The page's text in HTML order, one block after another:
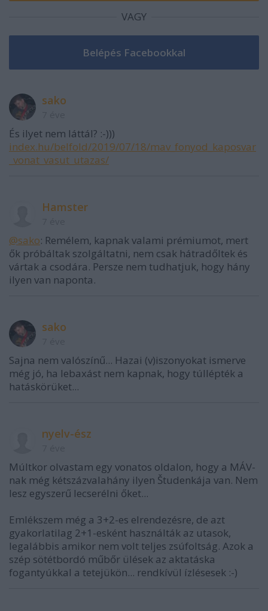
VAGY
sako
És ilyet nem láttál? :-)))
index.hu/belfold/2019/07/18/mav_fonyod_kaposvar
_vonat_vasut_utazas/
Hamster
@sako: Remélem, kapnak valami prémiumot, mert
ők próbáltak szolgáltatni, nem csak hátradőltek és
vártak a csodára. Persze nem tudhatjuk, hogy hány
ilyen van naponta.
sako
Sajna nem valószínű... Hazai (v)iszonyokat ismerve
még jó, ha lebaxást nem kapnak, hogy túllépték a
hatáskörüket...
nyelv-ész
Múltkor olvastam egy vonatos oldalon, hogy a MÁV-
nak még kétszázvalahány ilyen Študenkája van. Nem
lesz egyszerű lecserélni őket...
Emlékszem még a 3+2-es elrendezésre, de azt
gyakorlatilag 2+1-esként használták az utasok,
legalábbis amikor nem volt teljes zsúfoltság. Azok a
szép sötétbordó műbőr ülések az aktatáska
fogantyúkkal a tetejükön... rendkívül ízlésesek :-)